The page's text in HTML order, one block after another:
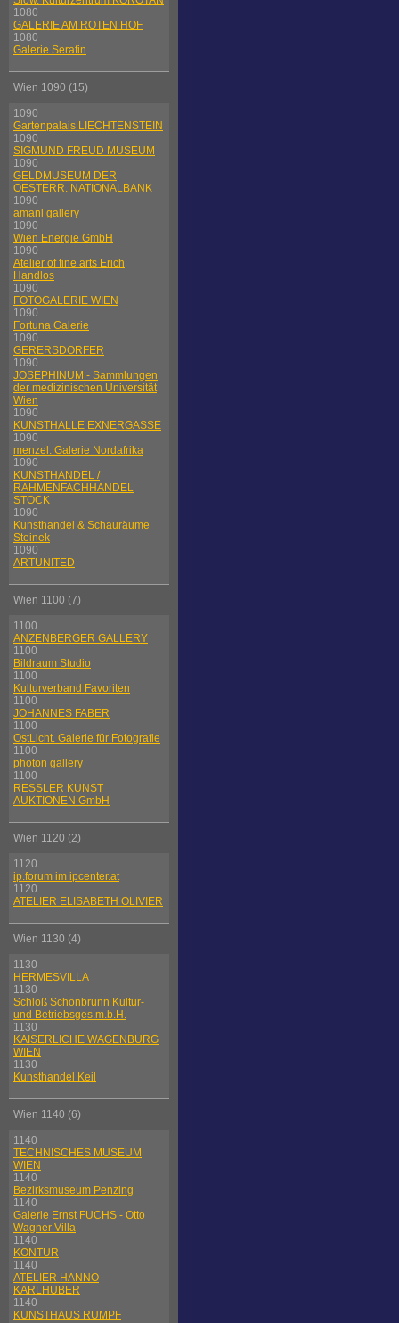
1080
GALERIE AM ROTEN HOF
1080
Galerie Serafin
Wien 1090 (15)
1090
Gartenpalais LIECHTENSTEIN
1090
SIGMUND FREUD MUSEUM
1090
GELDMUSEUM DER
OESTERR. NATIONALBANK
1090
amani gallery
1090
Wien Energie GmbH
1090
Atelier of fine arts Erich
Handlos
1090
FOTOGALERIE WIEN
1090
Fortuna Galerie
1090
GERERSDORFER
1090
JOSEPHINUM - Sammlungen
der medizinischen Universität
Wien
1090
KUNSTHALLE EXNERGASSE
1090
menzel. Galerie Nordafrika
1090
KUNSTHANDEL /
RAHMENFACHHANDEL
STOCK
1090
Kunsthandel & Schauräume
Steinek
1090
ARTUNITED
Wien 1100 (7)
1100
ANZENBERGER GALLERY
1100
Bildraum Studio
1100
Kulturverband Favoriten
1100
JOHANNES FABER
1100
OstLicht. Galerie für Fotografie
1100
photon gallery
1100
RESSLER KUNST
AUKTIONEN GmbH
Wien 1120 (2)
1120
ip.forum im ipcenter.at
1120
ATELIER ELISABETH OLIVIER
Wien 1130 (4)
1130
HERMESVILLA
1130
Schloß Schönbrunn Kultur-
und Betriebsges.m.b.H.
1130
KAISERLICHE WAGENBURG
WIEN
1130
Kunsthandel Keil
Wien 1140 (6)
1140
TECHNISCHES MUSEUM
WIEN
1140
Bezirksmuseum Penzing
1140
Galerie Ernst FUCHS - Otto
Wagner Villa
1140
KONTUR
1140
ATELIER HANNO
KARLHUBER
1140
KUNSTHAUS RUMPF